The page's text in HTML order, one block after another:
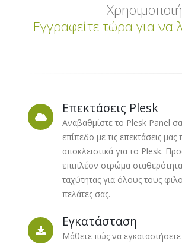
Εγγραφείτε τώρα για να
Επεκτάσεις Plesk
Αναβαθμίστε το Plesk Panel
επίπεδο με τις επεκτάσεις
αποκλειστικά για το Plesk.
επιπλέον στρώμα
ταχύτητας για όλους τους
πελάτες σας.
Εγκατάσταση
Μάθετε πώς να